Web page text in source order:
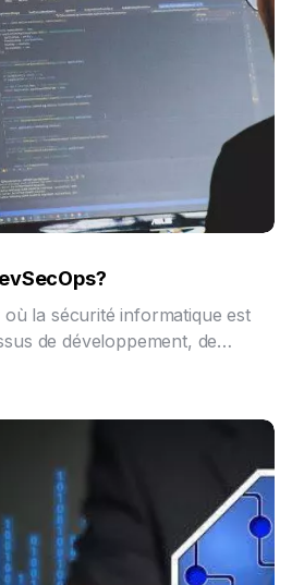
la sécurité informatique est
de développement, de…